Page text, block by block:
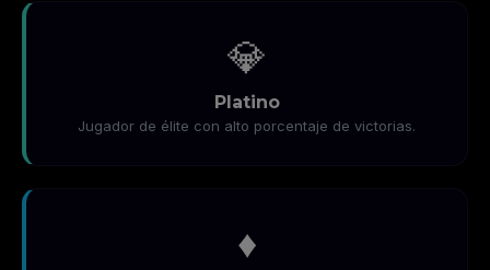
💎
Platino
Jugador de élite con alto porcentaje de victorias.
♦️